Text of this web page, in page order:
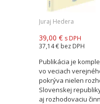
Juraj Hedera
39,00 € s DPH
37,14 € bez DPH
Publikácia je
vo veciach
pokrýva nielen
Slovenskej
aj rozhodovaciu